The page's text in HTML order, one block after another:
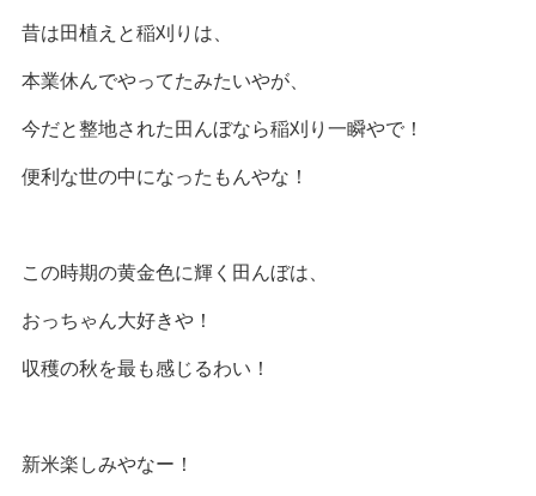
昔は田植えと稲刈りは、
本業休んでやってたみたいやが、
今だと整地された田んぼなら稲刈り一瞬やで！
便利な世の中になったもんやな！
この時期の黄金色に輝く田んぼは、
おっちゃん大好きや！
収穫の秋を最も感じるわい！
新米楽しみやなー！